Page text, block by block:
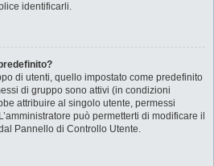
identificarli.
di utenti, quello impostato come predefinito
di gruppo sono attivi (in condizioni
attribuire al singolo utente, permessi
può permetterti di modificare il
Pannello di Controllo Utente.